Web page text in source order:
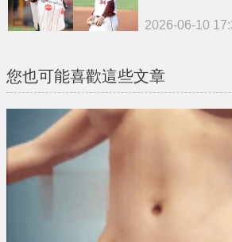
2026-06-10
您也可能喜歡這些文章